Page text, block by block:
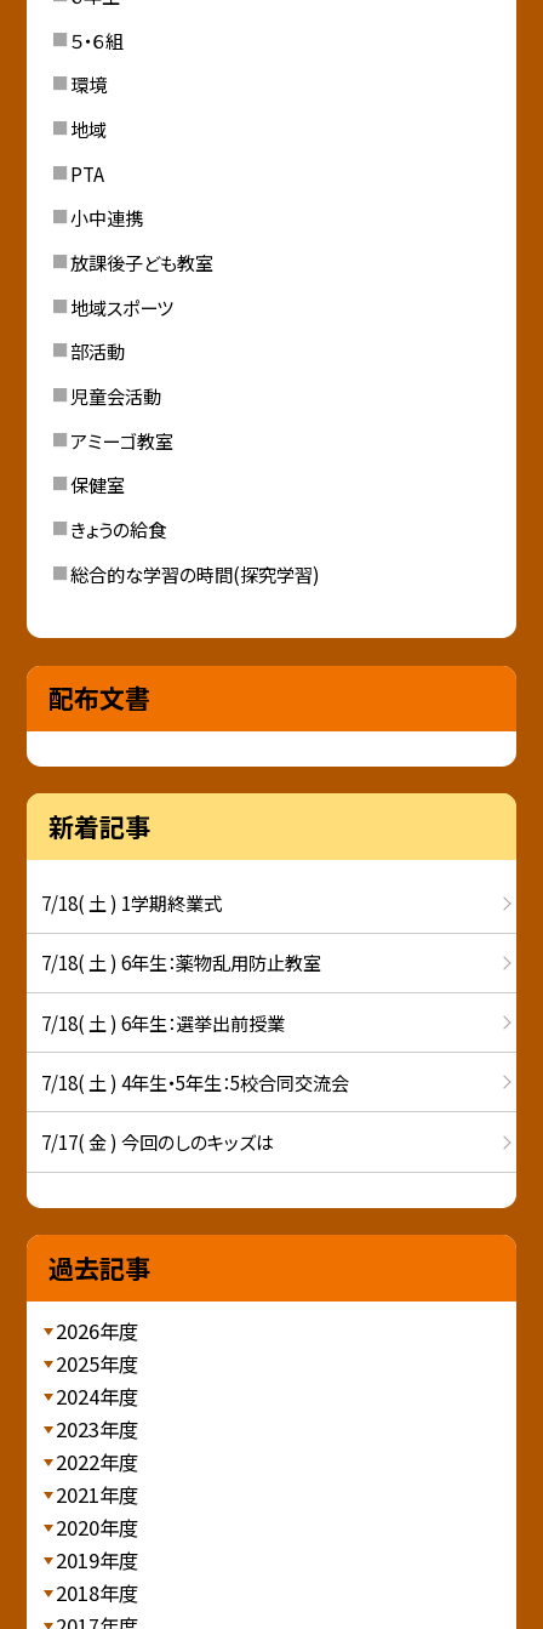
５・６組
環境
地域
PTA
小中連携
放課後子ども教室
地域スポーツ
部活動
児童会活動
アミーゴ教室
保健室
きょうの給食
総合的な学習の時間(探究学習)
配布文書
新着記事
7/18( 土 ) 1学期終業式
7/18( 土 ) 6年生：薬物乱用防止教室
7/18( 土 ) 6年生：選挙出前授業
7/18( 土 ) 4年生・5年生：5校合同交流会
7/17( 金 ) 今回のしのキッズは
過去記事
2026年度
2025年度
2024年度
2023年度
2022年度
2021年度
2020年度
2019年度
2018年度